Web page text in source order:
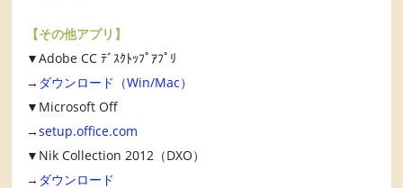
【その他アプリ】
▼Adobe CC ﾃﾞｽｸﾄｯﾌﾟｱﾌﾟﾘ
→ ダウンロード（Win/Mac）
▼Microsoft Off
→setup.office.com
▼Nik Collection 2012（DXO）
→ ダウンロード